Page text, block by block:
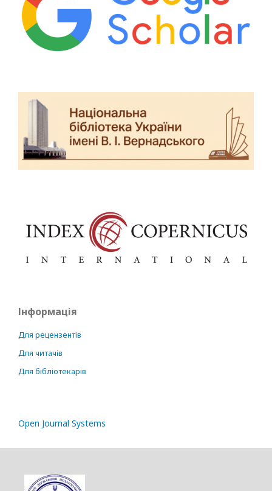
Інформація
Для рецензентів
Для читачів
Для бібліотекарів
Open Journal Systems